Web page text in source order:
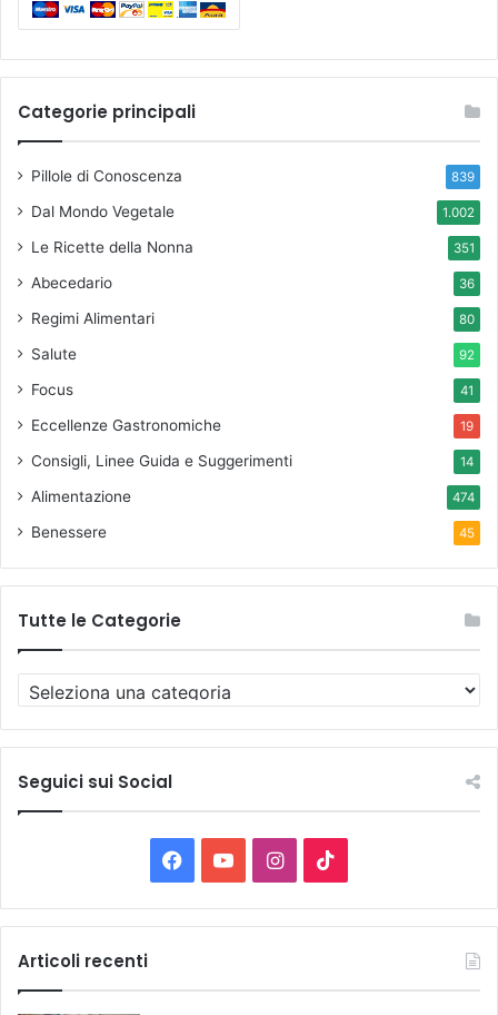
Categorie principali
Pillole di Conoscenza 839
Dal Mondo Vegetale 1.002
Le Ricette della Nonna 351
Abecedario 36
Regimi Alimentari 80
Salute 92
Focus 41
Eccellenze Gastronomiche 19
Consigli, Linee Guida e Suggerimenti 14
Alimentazione 474
Benessere 45
Tutte le Categorie
u
t
e
o
r
Seguici sui Social
a
e
o
T
I
n
t
i
T
Articoli recenti